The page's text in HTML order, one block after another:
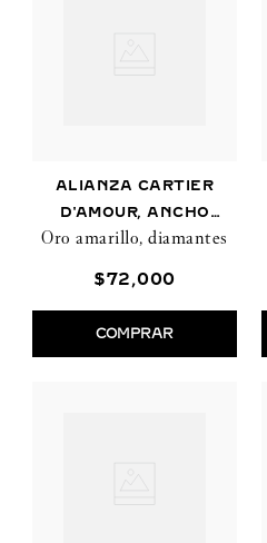
ALIANZA CARTIER
D'AMOUR, ANCHO
2,3MM, PAVÉ
Oro amarillo, diamantes
$72,000
COMPRAR